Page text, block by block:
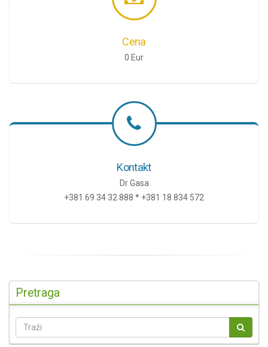
Cena
0 Eur
Kontakt
Dr Gasa
+381 69 34 32 888 * +381 18 834 572
Pretraga